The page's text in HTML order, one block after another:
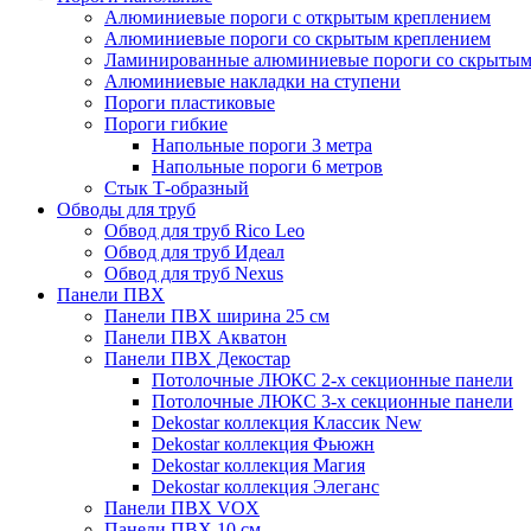
Алюминиевые пороги с открытым креплением
Алюминиевые пороги со скрытым креплением
Ламинированные алюминиевые пороги со
Алюминиевые накладки на ступени
Пороги пластиковые
Пороги гибкие
Напольные пороги 3 метра
Напольные пороги 6 метров
Стык Т-образный
Обводы для труб
Обвод для труб Rico Leo
Обвод для труб Идеал
Обвод для труб Nexus
Панели ПВХ
Панели ПВХ ширина 25 см
Панели ПВХ Акватон
Панели ПВХ Декостар
Потолочные ЛЮКС 2-х секционные панели
Потолочные ЛЮКС 3-х секционные панели
Dekostar коллекция Классик New
Dekostar коллекция Фьюжн
Dekostar коллекция Магия
Dekostar коллекция Элеганс
Панели ПВХ VOX